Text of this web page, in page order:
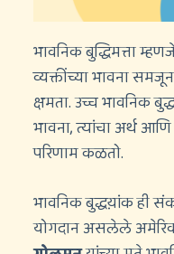
भावनिक बुद्धिमत्ता
व्यक्तींच्या भावना
क्षमता. उच्च भावनिक
भावना, त्यांचा अर्थ आणि
परिणाम कळतो.
भावनिक बुद्धय़ांक ही
योगदान असलेले